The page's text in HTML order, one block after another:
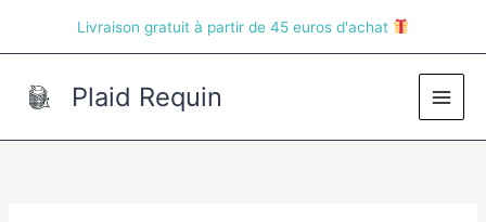
Livraison gratuit à partir de 45 euros d'achat
Plaid Requin
Main